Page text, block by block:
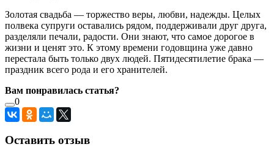
Золотая свадьба — торжество веры, любви, надежды. Целых
полвека супруги оставались рядом, поддерживали друг друга,
разделяли печали, радости. Они знают, что самое дорогое в
жизни и ценят это. К этому времени годовщина уже давно
перестала быть только двух людей. Пятидесятилетие брака —
праздник всего рода и его хранителей.
Вам понравилась статья?
0
Оставить отзыв